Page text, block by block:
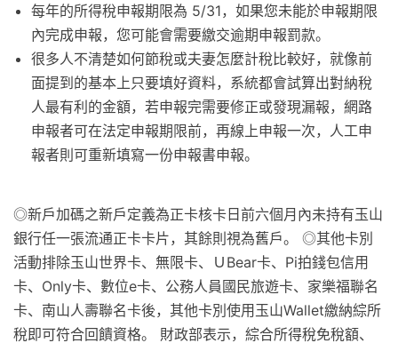
每年的所得稅申報期限為 5/31，如果您未能於申報期限
內完成申報，您可能會需要繳交逾期申報罰款。
很多人不清楚如何節稅或夫妻怎麼計稅比較好，就像前
面提到的基本上只要填好資料，系統都會試算出對納稅
人最有利的金額，若申報完需要修正或發現漏報，網路
申報者可在法定申報期限前，再線上申報一次，人工申
報者則可重新填寫一份申報書申報。
◎新戶加碼之新戶定義為正卡核卡日前六個月內未持有玉山
銀行任一張流通正卡卡片，其餘則視為舊戶。 ◎其他卡別
活動排除玉山世界卡、無限卡、ＵBear卡、Pi拍錢包信用
卡、Only卡、數位e卡、公務人員國民旅遊卡、家樂福聯名
卡、南山人壽聯名卡後，其他卡別使用玉山Wallet繳納綜所
稅即可符合回饋資格。 財政部表示，綜合所得稅免稅額、